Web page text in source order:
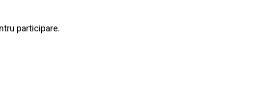
participare.